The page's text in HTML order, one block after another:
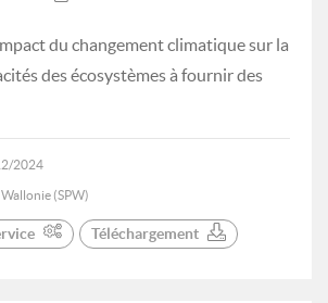
du changement climatique sur la
des écosystèmes à fournir des
2024
(SPW)
Téléchargement